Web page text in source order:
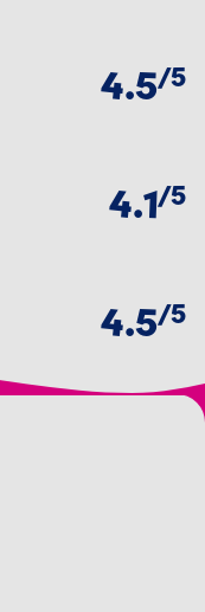
4.5
von 5
4.1
von 5
4.5
von 5